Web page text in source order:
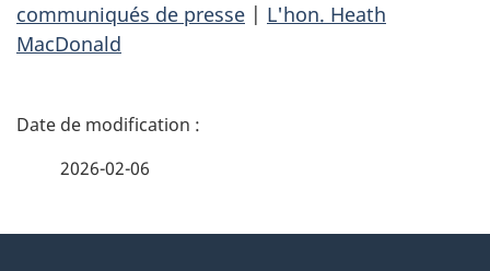
communiqués de presse | L'hon. Heath
MacDonald
D
2026-02-06